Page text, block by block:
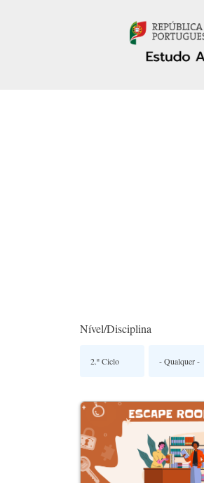
Nível/Disciplina